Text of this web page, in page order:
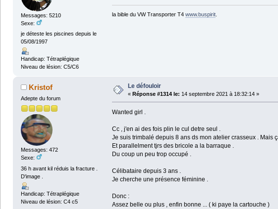
Messages: 5210
Sexe:
je déteste les piscines depuis le
05/08/1997
Handicap: Tétraplégique
Niveau de lésion: C5/C6
la bible du VW Transporter T4 www.buspirit.
Kristof
Adepte du forum
Messages: 472
Sexe:
36 h avant kil réduis la fracture .
D'image .
Handicap: Tétraplégique
Niveau de lésion: C4 c5
Le défouloir
« Réponse #1314 le: 14 septembre 2021 à 18:32:14 »
Wanted girl .
Cc , j'en ai des fois plin le cul detre seul .
Je suis trimbalé depuis 8 ans ds mon atelier crasseux . Mais
Et parallelment tjrs des bricole a la barraque .
Du coup un peu trop occupé .
Célibataire depuis 3 ans .
Je cherche une présence féminine .
Donc :
Assez belle ou plus , enfin bonne ... ( ki paye la cartouche )